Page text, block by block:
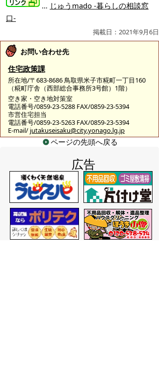
… じゅうmado -暮らしの相談窓
口-
掲載日：2021年9月6日
お問い合わせ先
住宅政策課
所在地/〒683-8686 鳥取県米子市糀町一丁目160
（糀町庁舎（西部総合事務所3号館）1階）
空き家・空き地対策室
電話番号/0859-23-5288 FAX/0859-23-5394
市営住宅担当
電話番号/0859-23-5263 FAX/0859-23-5394
E-mail/ jutakuseisaku@city.yonago.lg.jp
ページの先頭へ戻る
広告